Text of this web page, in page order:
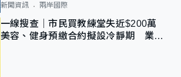
新聞資訊 兩岸國際
一線搜查｜市民買教練堂失近$200萬
美容、健身預繳合約擬設冷靜期 業界